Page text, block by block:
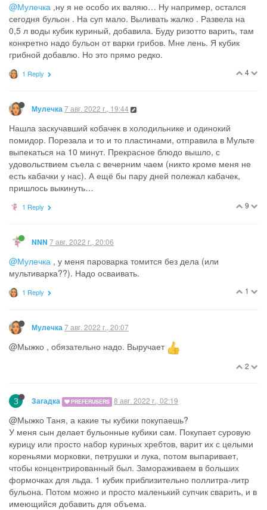
@Мулечка ,ну я не особо их валяю… Ну например, остался
сегодня бульон . На суп мало. Выливать жалко . Развела на
0,5 л воды кубик куриный, добавила. Буду ризотто варить, там
конкретно надо бульон от варки грибов. Мне лень. Я кубик
грибной добавлю. Но это прямо редко.
4
1 Reply
Мулечка7 авг. 2022 г., 19:44
Нашла заскучавший кобачек в холодильнике и одинокий
помидор. Порезала и то и то пластинами, отправила в Мульте
выпекаться на 10 минут. Прекрасное блюдо вышло, с
удовольствием съела с вечерним чаем (никто кроме меня не
есть кабачки у нас). А ещё бы пару дней полежал кабачек,
пришлось выкинуть…
9
1 Reply
NNN 7 авг. 2022 г., 20:06
@Мулечка , у меня пароварка томится без дела (или
мультиварка??). Надо осваивать.
1
1 Reply
Мулечка7 авг. 2022 г., 20:07
@Мыжко , обязательно надо. Выручает
2
З Загадка PREFERUSERS 8 авг. 2022 г., 02:19
@Мыжко Таня, а какие ты кубики покупаешь?
У меня сын делает бульонные кубики сам. Покупает суровую
курицу или просто набор куриных хребтов, варит их с целыми
кореньями морковки, петрушки и лука, потом выпаривает,
чтобы концентрированный был. Замораживаем в больших
формочках для льда. 1 кубик приблизительно поллитра-литр
бульона. Потом можно и просто маленький супчик сварить, и в
имеющийся добавить для объема.